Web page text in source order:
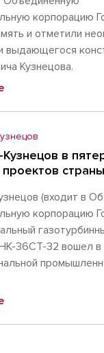
корпорацию
и отметили
выдающегося
Кузнецова.
в
страны
(входит в
корпорацию
НК-36СТ-32 вошел